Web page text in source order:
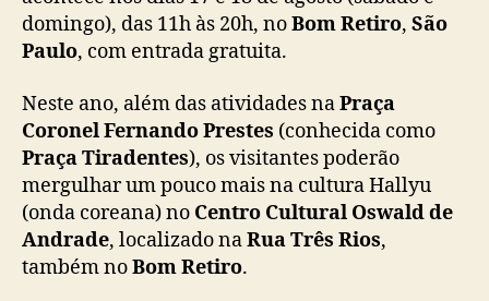
e
s
r
a
a
t
r
a
i
domingo), das 11h às 20h, noBom Retiro, São
Paulo, com entrada gratuita.
Neste ano, além das atividades naPraça
Coronel Fernando Prestes (conhecida como
Praça Tiradentes), os visitantes poderão
mergulhar um pouco mais na cultura Hallyu
(onda coreana) no Centro Cultural Oswald de
Andrade, localizado naRua Três Rios,
também noBom Retiro.